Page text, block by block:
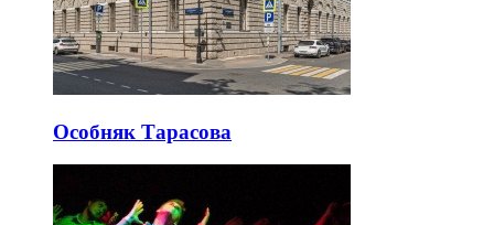
Особняк Тарасова